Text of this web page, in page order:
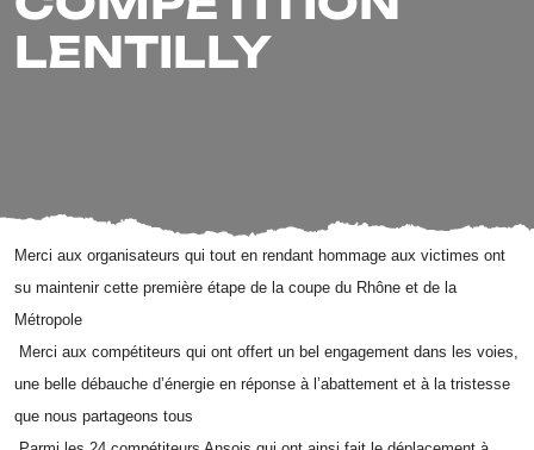
LENTILLY
Merci aux orga­ni­sa­teurs qui tout en ren­dant hom­mage aux vic­times ont
su main­te­nir cette pre­mière étape de la coupe du Rhône et de la
Métropole
Merci aux com­pé­ti­teurs qui ont offert un bel enga­ge­ment dans les voies,
une belle débauche d’éner­gie en réponse à l’a­bat­te­ment et à la tris­tesse
que nous par­ta­geons tous